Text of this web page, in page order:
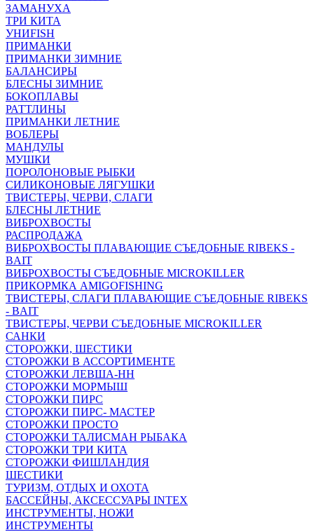
ЗАМАНУХА
ТРИ КИТА
УНИFISH
ПРИМАНКИ
ПРИМАНКИ ЗИМНИЕ
БАЛАНСИРЫ
БЛЕСНЫ ЗИМНИЕ
БОКОПЛАВЫ
РАТТЛИНЫ
ПРИМАНКИ ЛЕТНИЕ
ВОБЛЕРЫ
МАНДУЛЫ
МУШКИ
ПОРОЛОНОВЫЕ РЫБКИ
СИЛИКОНОВЫЕ ЛЯГУШКИ
ТВИСТЕРЫ, ЧЕРВИ, СЛАГИ
БЛЕСНЫ ЛЕТНИЕ
ВИБРОХВОСТЫ
РАСПРОДАЖА
ВИБРОХВОСТЫ ПЛАВАЮЩИЕ СЪЕДОБНЫЕ RIBEKS -
BAIT
ВИБРОХВОСТЫ СЪЕДОБНЫЕ MICROKILLER
ПРИКОРМКА AMIGOFISHING
ТВИСТЕРЫ, СЛАГИ ПЛАВАЮЩИЕ СЪЕДОБНЫЕ RIBEKS
- BAIT
ТВИСТЕРЫ, ЧЕРВИ СЪЕДОБНЫЕ MICROKILLER
САНКИ
СТОРОЖКИ, ШЕСТИКИ
СТОРОЖКИ В АССОРТИМЕНТЕ
СТОРОЖКИ ЛЕВША-НН
СТОРОЖКИ МОРМЫШ
СТОРОЖКИ ПИРС
СТОРОЖКИ ПИРС- МАСТЕР
СТОРОЖКИ ПРОСТО
СТОРОЖКИ ТАЛИСМАН РЫБАКА
СТОРОЖКИ ТРИ КИТА
СТОРОЖКИ ФИШЛАНДИЯ
ШЕСТИКИ
ТУРИЗМ, ОТДЫХ И ОХОТА
БАССЕЙНЫ, АКСЕССУАРЫ INTEX
ИНСТРУМЕНТЫ, НОЖИ
ИНСТРУМЕНТЫ